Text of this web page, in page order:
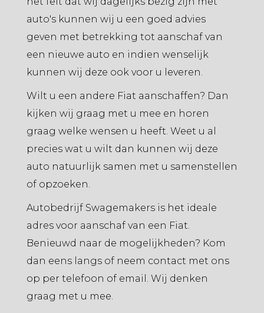
auto's kunnen wij u een goed advies
geven met betrekking tot aanschaf van
een nieuwe auto en indien wenselijk
kunnen wij deze ook voor u leveren.
Wilt u een andere Fiat aanschaffen? Dan
kijken wij graag met u mee en horen
graag welke wensen u heeft. Weet u al
precies wat u wilt dan kunnen wij deze
auto natuurlijk samen met u samenstellen
of opzoeken.
Autobedrijf Swagemakers is het ideale
adres voor aanschaf van een Fiat.
Benieuwd naar de mogelijkheden? Kom
dan eens langs of neem contact met ons
op per telefoon of email. Wij denken
graag met u mee.